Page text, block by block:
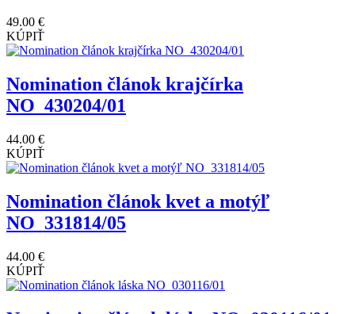
49.00 €
KÚPIŤ
Nomination článok krajčírka
NO_430204/01
44.00 €
KÚPIŤ
Nomination článok kvet a motýľ
NO_331814/05
44.00 €
KÚPIŤ